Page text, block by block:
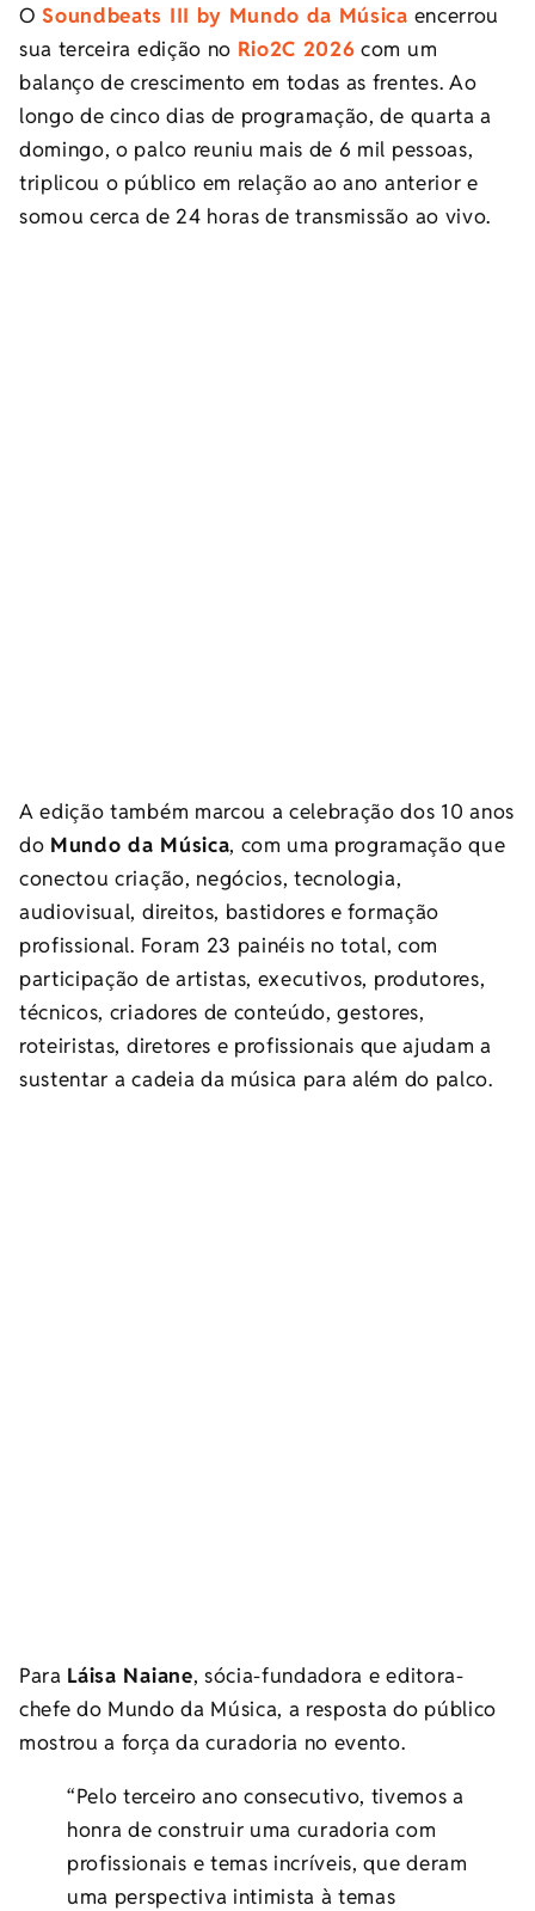
OSoundbeats III by Mundo da Música encerrou
sua terceira edição no Rio2C 2026 com um
balanço de crescimento em todas as frentes. Ao
longo de cinco dias de programação, de quarta a
domingo, o palco reuniu mais de 6 mil pessoas,
triplicou o público em relação ao ano anterior e
somou cerca de 24 horas de transmissão ao vivo.
A edição também marcou a celebração dos 10 anos
do Mundo da Música, com uma programação que
conectou criação, negócios, tecnologia,
audiovisual, direitos, bastidores e formação
profissional. Foram 23 painéis no total, com
participação de artistas, executivos, produtores,
técnicos, criadores de conteúdo, gestores,
roteiristas, diretores e profissionais que ajudam a
sustentar a cadeia da música para além do palco.
Para Láisa Naiane, sócia-fundadora e editora-
chefe do Mundo da Música, a resposta do público
mostrou a força da curadoria no evento.
“Pelo terceiro ano consecutivo, tivemos a
honra de construir uma curadoria com
profissionais e temas incríveis, que deram
uma perspectiva intimista à temas